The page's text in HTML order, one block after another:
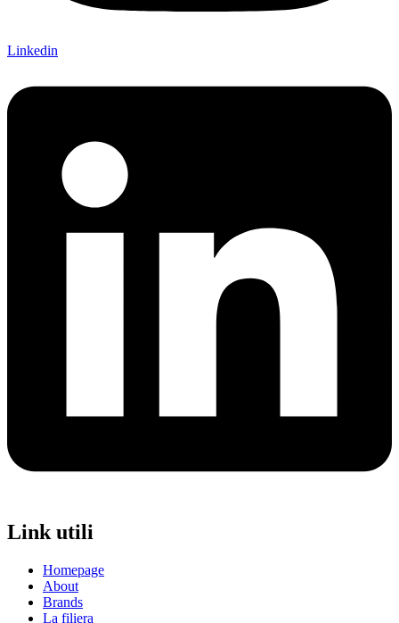
Linkedin
Link utili
Homepage
About
Brands
La filiera